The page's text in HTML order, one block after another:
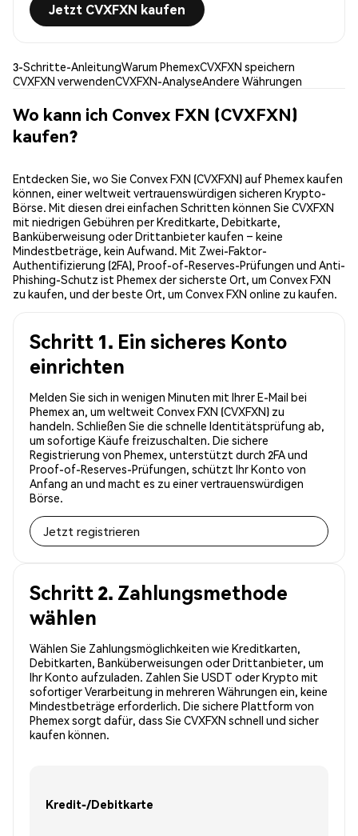
Jetzt CVXFXN kaufen
3-Schritte-AnleitungWarum PhemexCVXFXN speichern
CVXFXN verwendenCVXFXN-AnalyseAndere Währungen
Wo kann ich Convex FXN (CVXFXN)
kaufen?
Entdecken Sie, wo Sie Convex FXN (CVXFXN) auf Phemex kaufen
können, einer weltweit vertrauenswürdigen sicheren Krypto-
Börse. Mit diesen drei einfachen Schritten können Sie CVXFXN
mit niedrigen Gebühren per Kreditkarte, Debitkarte,
Banküberweisung oder Drittanbieter kaufen – keine
Mindestbeträge, kein Aufwand. Mit Zwei-Faktor-
Authentifizierung (2FA), Proof-of-Reserves-Prüfungen und Anti-
Phishing-Schutz ist Phemex der sicherste Ort, um Convex FXN
zu kaufen, und der beste Ort, um Convex FXN online zu kaufen.
Schritt 1. Ein sicheres Konto
einrichten
Melden Sie sich in wenigen Minuten mit Ihrer E-Mail bei
Phemex an, um weltweit Convex FXN (CVXFXN) zu
handeln. Schließen Sie die schnelle Identitätsprüfung ab,
um sofortige Käufe freizuschalten. Die sichere
Registrierung von Phemex, unterstützt durch 2FA und
Proof-of-Reserves-Prüfungen, schützt Ihr Konto von
Anfang an und macht es zu einer vertrauenswürdigen
Börse.
Jetzt registrieren
Schritt 2. Zahlungsmethode
wählen
Wählen Sie Zahlungsmöglichkeiten wie Kreditkarten,
Debitkarten, Banküberweisungen oder Drittanbieter, um
Ihr Konto aufzuladen. Zahlen Sie USDT oder Krypto mit
sofortiger Verarbeitung in mehreren Währungen ein, keine
Mindestbeträge erforderlich. Die sichere Plattform von
Phemex sorgt dafür, dass Sie CVXFXN schnell und sicher
kaufen können.
Kredit-/Debitkarte